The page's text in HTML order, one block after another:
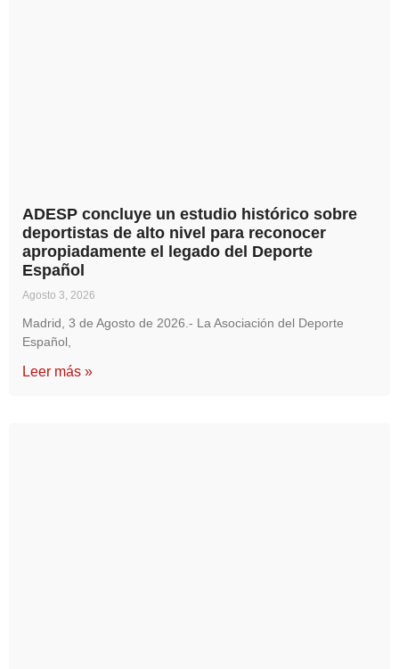
ADESP concluye un estudio histórico sobre
deportistas de alto nivel para reconocer
apropiadamente el legado del Deporte
Español
Agosto 3, 2026
Madrid, 3 de Agosto de 2026.- La Asociación del Deporte
Español,
Leer más »